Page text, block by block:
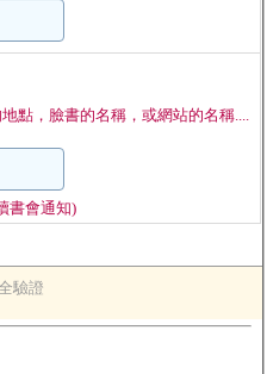
點，臉書的名稱，或網站的名稱....
書會通知)
驗證